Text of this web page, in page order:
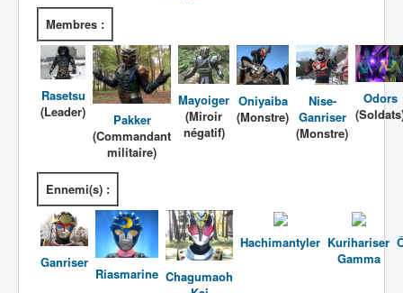
Personnages
Véhicules
Objets
Lieux
Épisodes
Chronologie
Références
Superhéros
Entourage
Membres :
Rasetsu
(Leader)
Pakker
(Commandant
militaire)
Mayoiger
(Miroir
négatif)
Oniyaiba
(Monstre)
Nise-
Ganriser
(Monstre)
Odors
Ennemi(s) :
Ganriser
Riasmarine Chagumaoh
Hachimantyler Kurihariser
Gamma